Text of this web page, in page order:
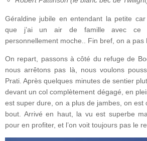
Géraldine jubile en entendant la petite
que j’ai un air de famille avec ce
personnellement moche.. Fin bref, on a pas
On repart, passons à côté du refuge de
nous arrêtons pas là, nous voulons
Prati. Après quelques minutes de sentier
devant un col complètement dégagé, en
est super dure, on a plus de jambes, on est
bout. Arrivé en haut, la vu est superbe
pour en profiter, et l’on voit toujours pas le